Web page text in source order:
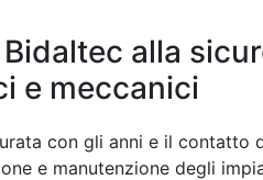
Bidaltec alla
e meccanici
con gli anni e il
e manutenzione degli